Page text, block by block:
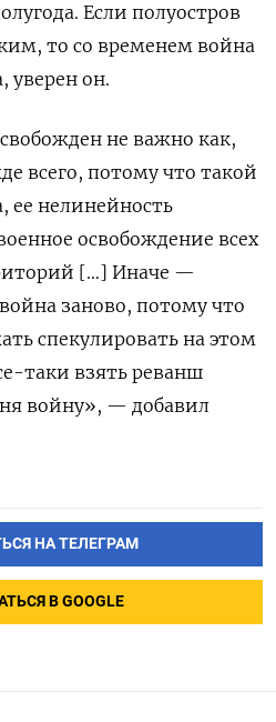
Если полуостров
то со временем война
уверен он.
не важно как,
всего, потому что такой
ее нелинейность
освобождение всех
[…] Иначе —
заново, потому что
спекулировать на этом
таки взять реванш
войну», — добавил
НА ТЕЛЕГРАМ
В GOOGLE